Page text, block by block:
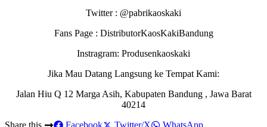
Twitter : @pabrikaoskaki
Fans Page : DistributorKaosKakiBandung
Instragram: Produsenkaoskaki
Jika Mau Datang Langsung ke Tempat Kami:
Jalan Hiu Q 12 Marga Asih, Kabupaten Bandung , Jawa Barat
40214
Share this
Facebook Twitter/X
WhatsApp